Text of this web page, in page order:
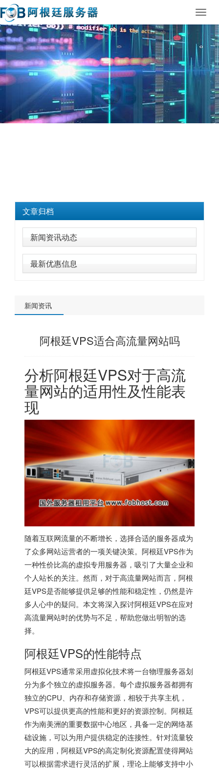
文章归档
新闻资讯动态
最新优惠信息
新闻资讯
阿根廷VPS适合高流量网站吗
分析阿根廷VPS对于高流
量网站的适用性及性能表
现
随着互联网流量的不断增长，选择合适的服务器成为
了众多网站运营者的一项关键决策。 阿根廷VPS作为
一种性价比高的虚拟专用服务器，吸引了大量企业和
个人站长的关注。然而，对于高流量网站而言，阿根
廷VPS是否能够提供足够的性能和稳定性，仍然是许
多人心中的疑问。本文将深入探讨阿根廷VPS在应对
高流量网站时的优势与不足，帮助您做出明智的选
择。
阿根廷VPS的性能特点
阿根廷VPS通常采用虚拟化技术将一台物理服务器划
分为多个独立的虚拟服务器。每个虚拟服务器都拥有
独立的CPU、内存和存储资源，相较于共享主机，
VPS可以提供更高的性能和更好的资源控制。阿根廷
作为南美洲的重要数据中心地区，具备一定的网络基
础设施，可以为用户提供稳定的连接性。针对流量较
大的应用，阿根廷VPS的高定制化资源配置使得网站
可以根据需求进行灵活的扩展，理论上能够支持中小